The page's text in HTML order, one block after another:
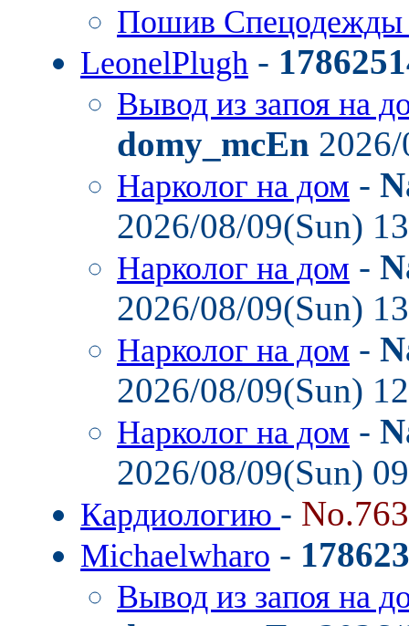
Пошив
LeonelPlugh -
Вывод из запоя на
domy_mcEn
Нарколог на дом -
2026/08/09(Sun)
Нарколог на дом -
2026/08/09(Sun)
Нарколог на дом -
2026/08/09(Sun)
Нарколог на дом -
2026/08/09(Sun)
Кардиологию -
Michaelwharo -
Вывод из запоя на